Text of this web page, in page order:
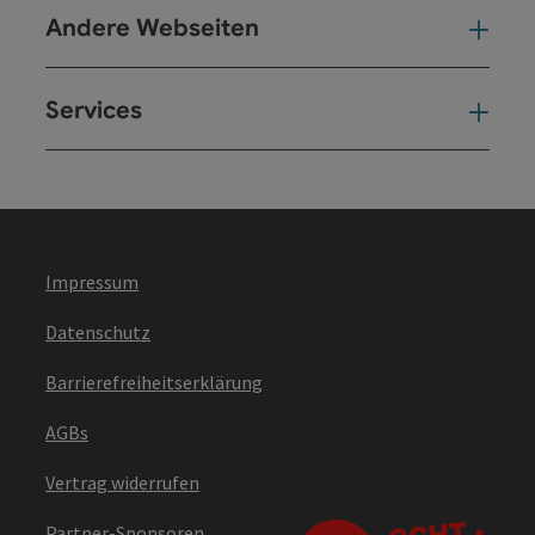
Andere Webseiten
Services
Impressum
Datenschutz
Barrierefreiheitserklärung
AGBs
Vertrag widerrufen